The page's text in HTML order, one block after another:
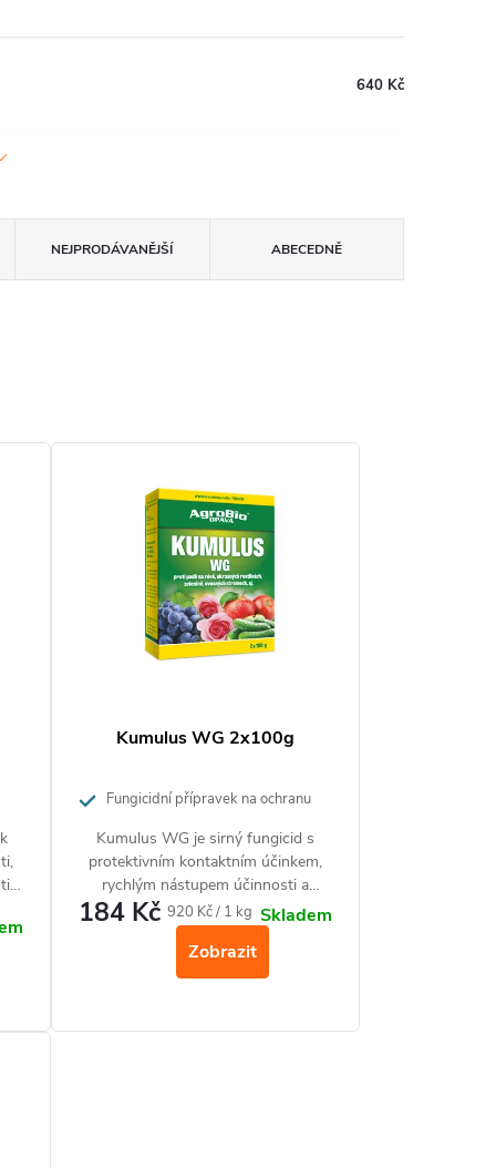
640 Kč
NEJPRODÁVANĚJŠÍ ABECEDNĚ
Kumulus WG 2x100g
Fungicidní přípravek na ochranu
Kumulus WG je sirný fungicid s
protektivním kontaktním účinkem,
rychlým nástupem účinnosti a
reziduálním působením proti
houbovým patogenům ze skupiny
pravých padlí s vedlejší akaricidní
účinností.
184 Kč Měrná
920 Kč / 1 kg Skladem
Zobrazit